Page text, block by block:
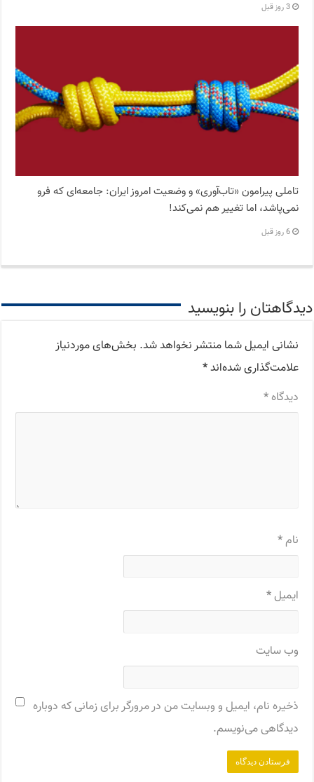
3 روز قبل
تاملی پیرامون «تاب‌آوری» و وضعیت امروز ایران: جامعه‌ای که فرو
نمی‌پاشد، اما تغییر هم نمی‌کند!
6 روز قبل
دیدگاهتان را بنویسید
نشانی ایمیل شما منتشر نخواهد شد. بخش‌های موردنیاز
علامت‌گذاری شده‌اند*
دیدگاه*
نام*
ایمیل*
وب‌ سایت
ذخیره نام، ایمیل و وبسایت من در مرورگر برای زمانی که دوباره
دیدگاهی می‌نویسم.